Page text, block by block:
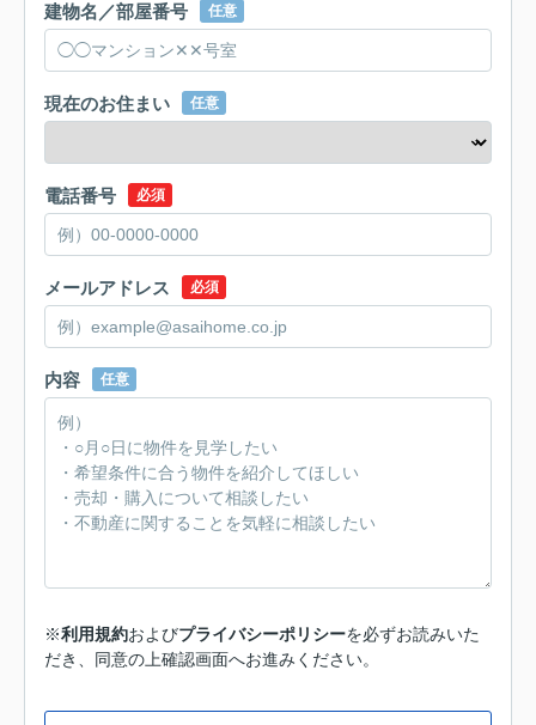
建物名／部屋番号 任意
現在のお住まい 任意
電話番号 必須
メールアドレス 必須
内容 任意
※利用規約およびプライバシーポリシーを必ずお読みいた
だき、同意の上確認画面へお進みください。